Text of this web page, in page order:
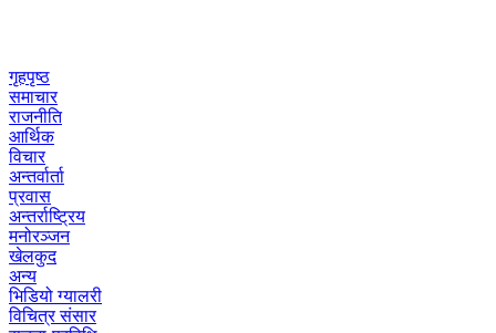
गृहपृष्ठ
समाचार
राजनीति
आर्थिक
विचार
अन्तर्वार्ता
प्रवास
अन्तर्राष्ट्रिय
मनोरञ्जन
खेलकुद
अन्य
भिडियो ग्यालरी
विचित्र संसार